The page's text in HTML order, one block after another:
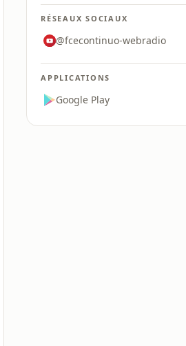
RÉSEAUX SOCIAUX
@fcecontinuo-webradio
APPLICATIONS
Google Play